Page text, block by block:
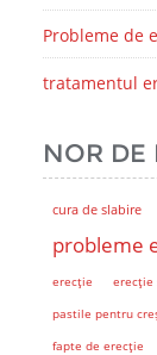
Probleme de
tratamentul
NOR DE
cura de slabire
probleme
erecție
erecție
pastile pentru
fapte de erecție